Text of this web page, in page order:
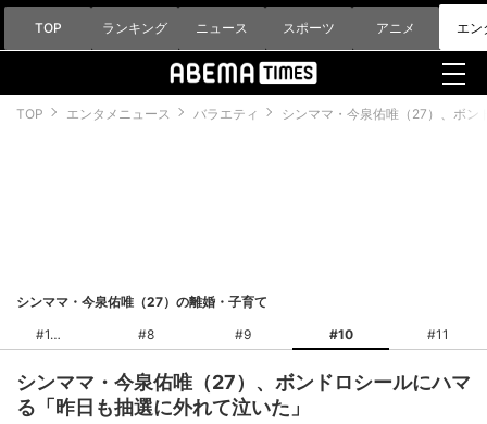
TOP ランキング ニュース スポーツ アニメ エン
TOP エンタメニュース バラエティ シンママ・今泉佑唯（27）、ボン
シンママ・今泉佑唯（27）の離婚・子育て
#1
#8 #9 #10 #11
シンママ・今泉佑唯（27）、ボンドロシールにハマ
る「昨日も抽選に外れて泣いた」